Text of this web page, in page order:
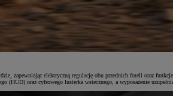
zapewniając elektryczną regulację obu przednich foteli oraz
oraz cyfrowego lusterka wstecznego, a wyposażenie